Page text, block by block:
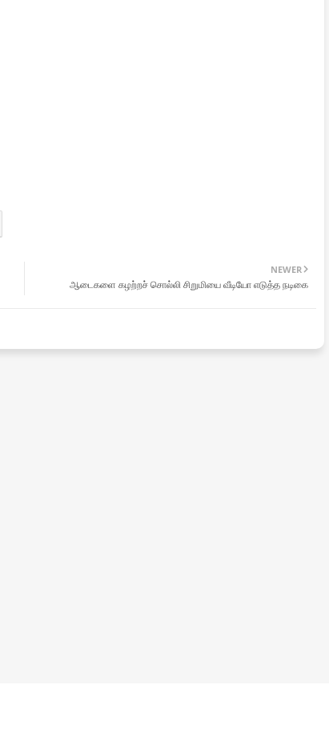
NEWER
ஆடைகளை கழற்றச் சொல்லி சிறுமியை வீடியோ எடுத்த நடிகை